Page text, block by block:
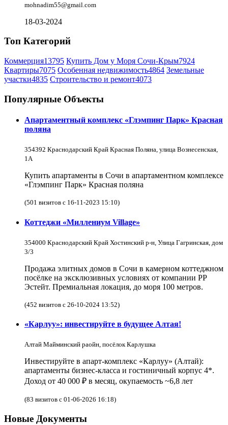
mohnadim55@gmail.com
18-03-2024
Топ Категорий
Коммерция13795 Купить Дом у Моря Сочи-Крым7924
Квартиры7075 Особенная недвижимость4864 Земельные
участки4835 Строительство и ремонт4073
Популярные Объекты
Апартаментный комплекс «Глэмпинг Парк» Красная
поляна
354392 Краснодарский Край Красная Поляна, улица Вознесенская,
1А
Купить апартаменты в Сочи в апартаментном комплексе
«Глэмпинг Парк» Красная поляна
(501 визитов с 16-11-2023 15:10)
Коттеджи «Миллениум Village»
354000 Краснодарский Край Хостинский р-н, Улица Гагринская, дом
3/3
Продажа элитных домов в Сочи в камерном коттеджном
посёлке на эксклюзивных условиях от компании РР
Эстейт. Премиальная локация, до моря 100 метров.
(452 визитов с 26-10-2024 13:52)
«Карлуу»: инвестируйте в будущее Алтая!
Алтай Майминский раойн, посёлок Карлушка
Инвестируйте в апарт-комплекс «Карлуу» (Алтай):
апартаменты бизнес-класса и гостиничный корпус 4*.
Доход от 40 000 ₽ в месяц, окупаемость ~6,8 лет
(83 визитов с 01-06-2026 16:18)
Новые Документы